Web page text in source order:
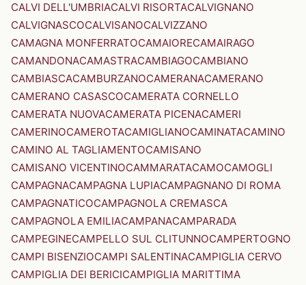
CALVI DELL'UMBRIACALVI RISORTACALVIGNANO
CALVIGNASCOCALVISANOCALVIZZANO
CAMAGNA MONFERRATOCAMAIORECAMAIRAGO
CAMANDONACAMASTRACAMBIAGOCAMBIANO
CAMBIASCACAMBURZANOCAMERANACAMERANO
CAMERANO CASASCOCAMERATA CORNELLO
CAMERATA NUOVACAMERATA PICENACAMERI
CAMERINOCAMEROTACAMIGLIANOCAMINATACAMINO
CAMINO AL TAGLIAMENTOCAMISANO
CAMISANO VICENTINOCAMMARATACAMOCAMOGLI
CAMPAGNACAMPAGNA LUPIACAMPAGNANO DI ROMA
CAMPAGNATICOCAMPAGNOLA CREMASCA
CAMPAGNOLA EMILIACAMPANACAMPARADA
CAMPEGINECAMPELLO SUL CLITUNNOCAMPERTOGNO
CAMPI BISENZIOCAMPI SALENTINACAMPIGLIA CERVO
CAMPIGLIA DEI BERICICAMPIGLIA MARITTIMA